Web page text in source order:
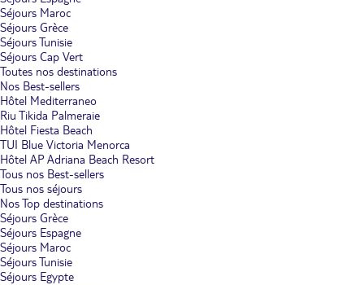
Séjours Maroc
Séjours Grèce
Séjours Tunisie
Séjours Cap Vert
Toutes nos destinations
Nos Best-sellers
Hôtel Mediterraneo
Riu Tikida Palmeraie
Hôtel Fiesta Beach
TUI Blue Victoria Menorca
Hôtel AP Adriana Beach Resort
Tous nos Best-sellers
Tous nos séjours
Nos Top destinations
Séjours Grèce
Séjours Espagne
Séjours Maroc
Séjours Tunisie
Séjours Egypte